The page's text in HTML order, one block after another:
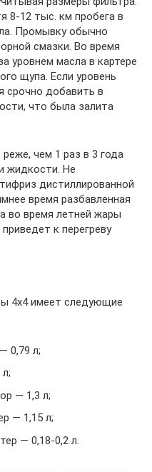
8-12 тыс. км пробега в
Промывку обычно
смазки. Во время
уровнем масла в картере
щупа. Если уровень
срочно добавить в
что была залита
чем 1 раз в 3 года
жидкости. Не
дистиллированной
время разбавленная
во время летней жары
к перегреву
4х4 имеет следующие
0,79 л;
— 1,3 л;
— 1,15 л;
— 0,18-0,2 л.